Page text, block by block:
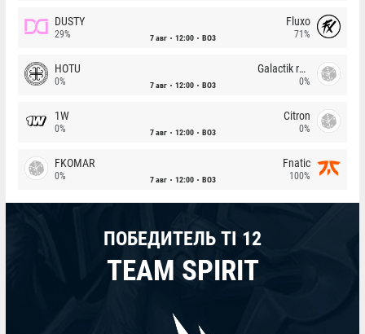
DUSTY
29% 7 авг 12:00 BO3
Fluxo
71%
HOTU
0% 7 авг 12:00 BO3
Galactik rebels
0%
1W
0% 7 авг 12:00 BO3
Citron
0%
FKOMAR
0% 7 авг 12:00 BO3
Fnatic
100%
ПОБЕДИТЕЛЬ TI 12
TEAM SPIRIT